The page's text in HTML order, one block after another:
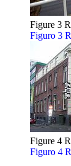
Figure 3
Figuro 3
Figure 4
Figuro 4